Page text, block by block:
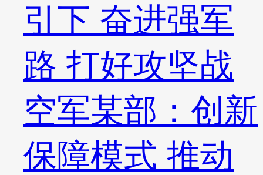
引下 奋进强军
路 打好攻坚战
空军某部：创新
保障模式 推动